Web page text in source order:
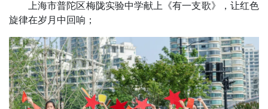
上海市普陀区梅陇实验中学献上《有一支歌》，让红色
旋律在岁月中回响；